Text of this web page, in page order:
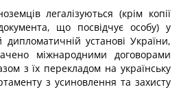
легалізуються (крім копії
що посвідчує особу) у
дипломатичній установі України,
міжнародними договорами
з їх перекладом на українську
з усиновлення та захисту